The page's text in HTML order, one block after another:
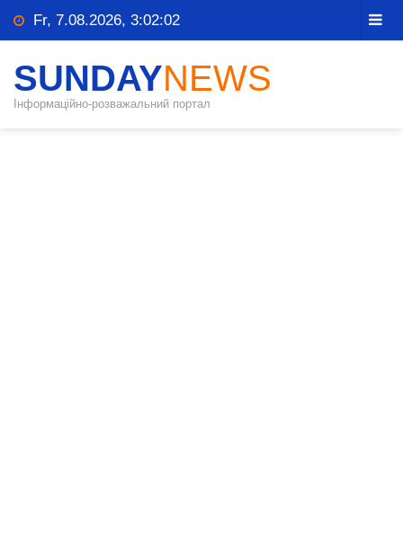
Fr, 7.08.2026, 3:02:03
SUNDAYNEWS
Інформаційно-розважальний портал